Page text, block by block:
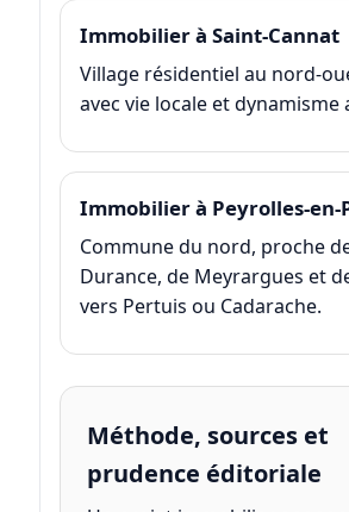
Immobilier à Saint-Cannat
Village résidentiel au nord-
avec vie locale et dynamisme
Immobilier à Peyrolles-en-
Commune du nord, proche
Durance, de Meyrargues et
vers Pertuis ou Cadarache.
Méthode, sources et
prudence éditoriale